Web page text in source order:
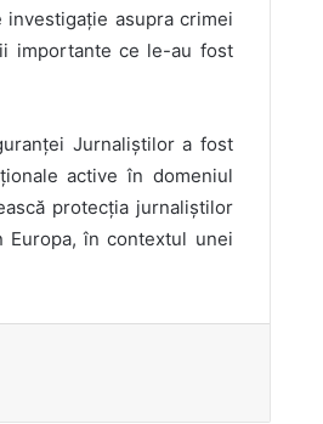
asupra crimei
importante ce le-au fost
Jurnaliștilor a fost
active în domeniul
protecția jurnaliștilor
în contextul unei